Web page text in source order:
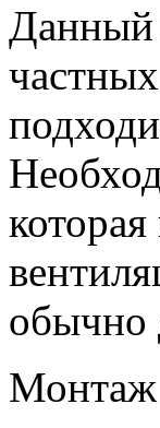
Данный
обычно
Монтаж